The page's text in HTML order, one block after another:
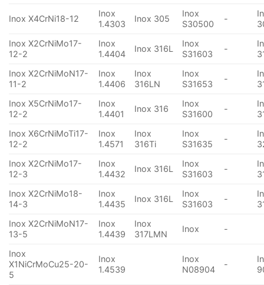
Inox X4CrNi18-12
Inox
1.4303
Inox 305
Inox
S30500
-
Inox X2CrNiMo17-
12-2
Inox
1.4404
Inox 316L
Inox
S31603
-
Inox X2CrNiMoN17-
11-2
Inox
1.4406
Inox
316LN
Inox
S31653
-
Inox X5CrNiMo17-
12-2
Inox
1.4401
Inox 316
Inox
S31600
-
Inox X6CrNiMoTi17-
12-2
Inox
1.4571
Inox
316Ti
Inox
S31635
-
Inox X2CrNiMo17-
12-3
Inox
1.4432
Inox 316L
Inox
S31603
-
Inox X2CrNiMo18-
14-3
Inox
1.4435
Inox 316L
Inox
S31603
-
Inox X2CrNiMoN17-
13-5
Inox
1.4439
Inox
317LMN
Inox -
Inox
X1NiCrMoCu25-20-
5
Inox
1.4539
Inox
N08904
-